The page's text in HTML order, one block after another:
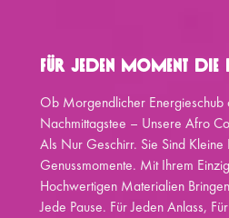
Für Jeden Moment Die
Ob Morgendlicher Energieschub
Nachmittagstee – Unsere Afro
Als Nur Geschirr. Sie Sind
Genussmomente. Mit Ihrem
Hochwertigen Materialien
Jede Pause. Für Jeden Anlass,